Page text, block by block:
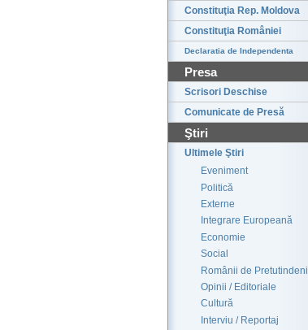
Constituţia Rep. Moldova
Constituţia României
Declaratia de Independenta
Presa
Scrisori Deschise
Comunicate de Presă
Ştiri
Ultimele Ştiri
Eveniment
Politică
Externe
Integrare Europeană
Economie
Social
Românii de Pretutindeni
Opinii / Editoriale
Cultură
Interviu / Reportaj